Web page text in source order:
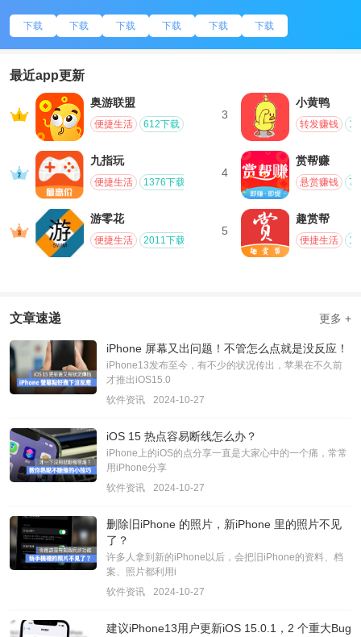
下载 下载 下载 下载 下载 下载
最近app更新
奥游联盟
便捷生活 612下载
九指玩
便捷生活 1376下载
游零花
便捷生活 2011下载
3
小黄鸭
转发赚钱
4
赏帮赚
悬赏赚钱
5
趣赏帮
便捷生活
文章速递 更多 +
iPhone 屏幕又出问题！不管怎么点就是没反应！
iPhone13发布至今，有不少的状况传出，苹果在不久前
才推出iOS15.0
软件资讯
2024-10-27
iOS 15 热点容易断线怎么办？
iPhone上的iOS的点分享一直是大家心中的一个痛，常常
用iPhone分享
软件资讯
2024-10-27
删除旧iPhone 的照片，新iPhone 里的照片不见
了？
许多人拿到新的iPhone以后，会把旧iPhone的资料、档
案、照片都利用i
软件资讯
2024-10-27
建议iPhone13用户更新iOS 15.0.1，2 个重大Bug